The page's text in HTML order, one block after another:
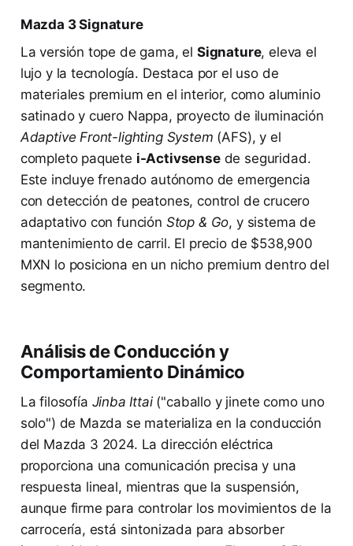
Mazda 3 Signature
La versión tope de gama, el Signature, eleva el
lujo y la tecnología. Destaca por el uso de
materiales premium en el interior, como aluminio
satinado y cuero Nappa, proyecto de iluminación
Adaptive Front-lighting System (AFS), y el
completo paquete i-Activsensede seguridad.
Este incluye frenado autónomo de emergencia
con detección de peatones, control de crucero
adaptativo con función Stop & Go, y sistema de
mantenimiento de carril. El precio de $538,900
MXN lo posiciona en un nicho premium dentro del
segmento.
Análisis de Conducción y
Comportamiento Dinámico
La filosofía Jinba Ittai("caballo y jinete como uno
solo") de Mazda se materializa en la conducción
del Mazda 3 2024. La dirección eléctrica
proporciona una comunicación precisa y una
respuesta lineal, mientras que la suspensión,
aunque firme para controlar los movimientos de la
carrocería, está sintonizada para absorber